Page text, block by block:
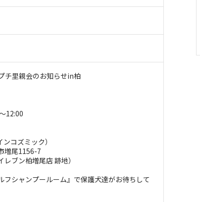
里親会のお知らせin柏
12:00
コズミック）
尾1156-7
ン柏増尾店 跡地）
フシャンプールーム』で保護犬達がお待ちして